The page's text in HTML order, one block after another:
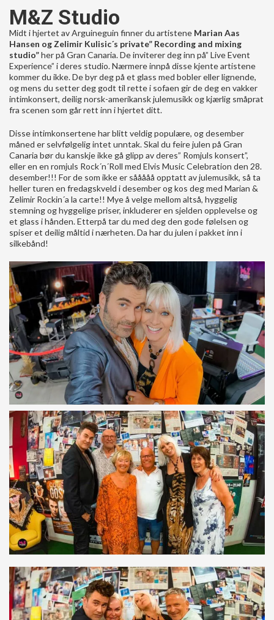
M&Z Studio
Midt i hjertet av Arguineguin finner du artistene Marian Aas
Hansen og Zelimir Kulisic´s private” Recording and mixing
studio”her på Gran Canaria. De inviterer deg inn på” Live Event
Experience” i deres studio. Nærmere innpå disse kjente artistene
kommer du ikke. De byr deg på et glass med bobler eller lignende,
og mens du setter deg godt til rette i sofaen gir de deg en vakker
intimkonsert, deilig norsk-amerikansk julemusikk og kjærlig småprat
fra scenen som går rett inn i hjertet ditt.
Disse intimkonsertene har blitt veldig populære, og desember
måned er selvfølgelig intet unntak. Skal du feire julen på Gran
Canaria bør du kanskje ikke gå glipp av deres” Romjuls konsert”,
eller en en romjuls Rock´n´Roll med Elvis Music Celebration den 28.
desember!!! For de som ikke er sååååå opptatt av julemusikk, så ta
heller turen en fredagskveld i desember og kos deg med Marian &
Zelimir Rockin´a la carte!! Mye å velge mellom altså, hyggelig
stemning og hyggelige priser, inkluderer en sjelden opplevelse og
et glass i hånden. Etterpå tar du med deg den gode følelsen og
spiser et deilig måltid i nærheten. Da har du julen i pakket inn i
silkebånd!